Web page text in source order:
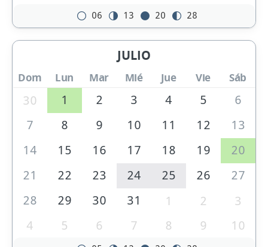
06 13 20 28
JULIO
Dom Lun Mar Mié Jue Vie Sáb
30 1 2 3 4 5
6
7
8 9 10 11 12
13
14
15 16 17 18 19
20
21
22 23 24 25 26
27
28
29 30 31 1 2
3
4
5 6 7 8 9 10